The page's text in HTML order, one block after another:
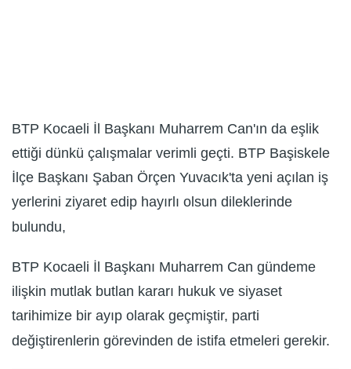
BTP Kocaeli İl Başkanı Muharrem Can'ın da eşlik
ettiği dünkü çalışmalar verimli geçti. BTP Başiskele
İlçe Başkanı Şaban Örçen Yuvacık'ta yeni açılan iş
yerlerini ziyaret edip hayırlı olsun dileklerinde
bulundu,
BTP Kocaeli İl Başkanı Muharrem Can gündeme
ilişkin mutlak butlan kararı hukuk ve siyaset
tarihimize bir ayıp olarak geçmiştir, parti
değiştirenlerin görevinden de istifa etmeleri gerekir.